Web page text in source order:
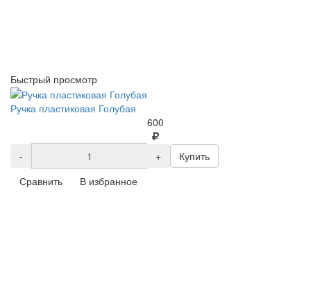
Быстрый просмотр
Ручка пластиковая Голубая
600
- +
Купить
Сравнить
В избранное